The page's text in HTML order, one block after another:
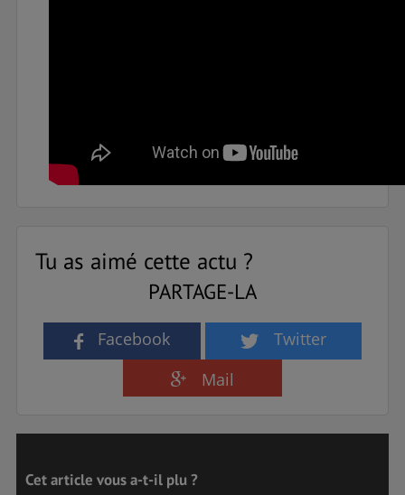
Tu as aimé cette actu ?
PARTAGE-LA
Facebook
Twitter
Mail
Cet article vous a-t-il plu ?